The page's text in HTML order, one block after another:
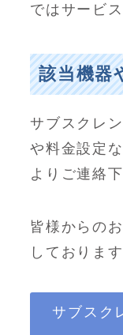
ではサービ
該当機器
サブスクレ
や料金設定
よりご連絡下
皆様からの
しております
サブスク